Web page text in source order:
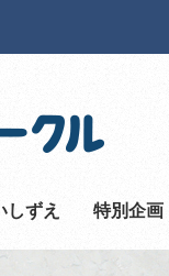
しずえ 特別企画